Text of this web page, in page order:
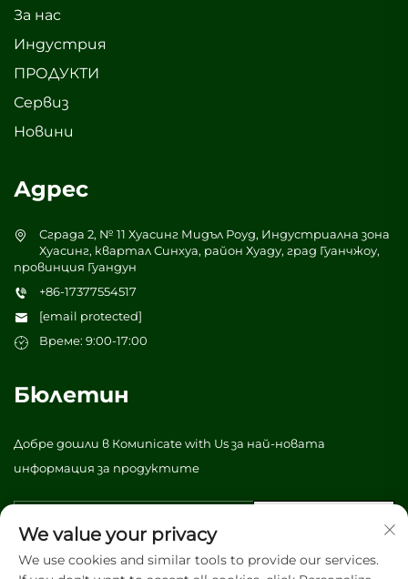
За нас
Индустрия
ПРОДУКТИ
Сервиз
Новини
Адрес
Сграда 2, № 11 Хуасинг Мидъл Роуд, Индустриална зона
Хуасинг, квартал Синхуа, район Хуаду, град Гуанчжоу,
провинция Гуандун
+86-17377554517
[email protected]
Време: 9:00-17:00
Бюлетин
Добре дошли в Комunicate with Us за най-новата
информация за продуктите
We value your privacy
We use cookies and similar tools to provide our services.